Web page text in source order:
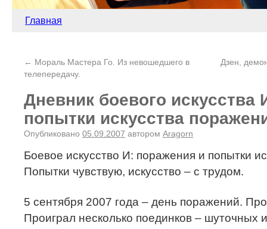
Главная
← Мораль Мастера Го. Из невошедшего в
телепередачу.
Дзен,
Дневник боевого искусства
попытки искусства
Опубликовано 05.09.2007 автором Aragorn
Боевое искусство И: поражения и попытки
Попытки чувствую, искусство – с трудом.
5 сентября 2007 года – день поражений.
Проиграл несколько поединков – шуточных